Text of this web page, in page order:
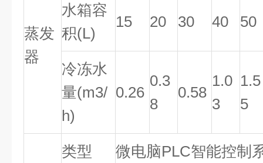
蒸发
器
水箱容
积(L)
15 20 30 40 50
冷冻水
量(m3/
h)
0.26
0.3
8
0.58
1.0
3
1.5
5
类型 微电脑PLC智能控制